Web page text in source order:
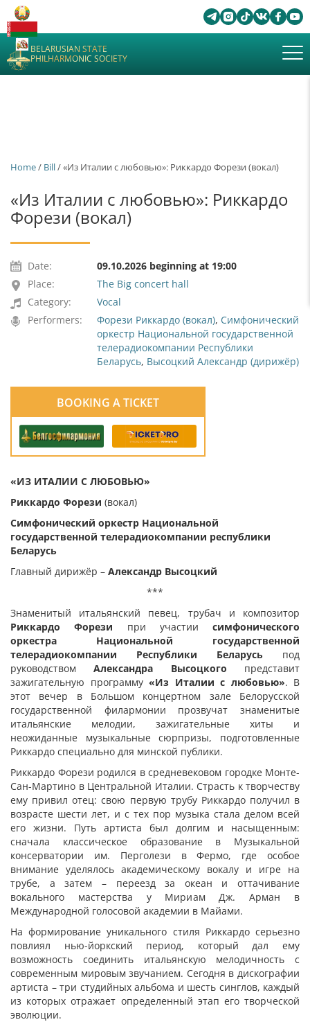
BELARUSIAN STATE
PHILHARMONIC SOCIETY
Home/ Bill/ «Из Италии с любовью»: Риккардо Форези (вокал)
«Из Италии с любовью»: Риккардо
Форези (вокал)
Date:
09.10.2026 beginning at 19:00
Place:
The Big concert hall
Category:
Vocal
Performers:
Форези Риккардо (вокал), Симфонический
оркестр Национальной государственной
телерадиокомпании Республики
Беларусь, Высоцкий Александр (дирижёр)
BOOKING A TICKET
«ИЗ ИТАЛИИ С ЛЮБОВЬЮ»
Риккардо Форези (вокал)
Симфонический оркестр Национальной
государственной телерадиокомпании республики
Беларусь
Главный дирижёр – Александр Высоцкий
***
Знаменитый итальянский певец, трубач и композитор
Риккардо Форези при участии симфонического
оркестра Национальной государственной
телерадиокомпании Республики Беларусь под
руководствомАлександра Высоцкого представит
зажигательную программу «Из Италии с любовью». В
этот вечер в Большом концертном зале Белорусской
государственной филармонии прозвучат знаменитые
итальянские мелодии, зажигательные хиты и
неожиданные музыкальные сюрпризы, подготовленные
Риккардо специально для минской публики.
Риккардо Форези родился в средневековом городке Монте-
Сан-Мартино в Центральной Италии. Страсть к творчеству
ему привил отец: свою первую трубу Риккардо получил в
возрасте шести лет, и с тех пор музыка стала делом всей
его жизни. Путь артиста был долгим и насыщенным:
сначала классическое образование в Музыкальной
консерватории им. Перголези в Фермо, где особое
внимание уделялось академическому вокалу и игре на
трубе, а затем – переезд за океан и оттачивание
вокального мастерства у Мириам Дж. Арман в
Международной голосовой академии в Майами.
На формирование уникального стиля Риккардо серьезно
повлиял нью-йоркский период, который дал ему
возможность соединить итальянскую мелодичность с
современным мировым звучанием. Сегодня в дискографии
артиста – три студийных альбома и шесть синглов, каждый
из которых отражает определенный этап его творческой
эволюции.